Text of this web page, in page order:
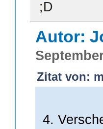
Autor:
Zitat von:
4.